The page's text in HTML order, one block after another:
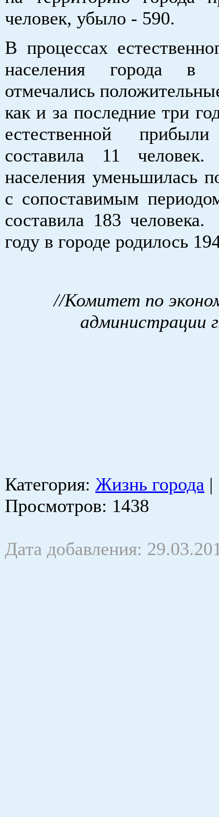
человек, убыло - 590.
В процессах
населения города в
отмечались
как и за последние три
естественной
составила 11 человек.
населения уменьшилась
с сопоставимым
составила 183
году в городе родилось
//Комитет по
администрации
Категория: Жизнь города |
Просмотров: 1438
Дата добавления: